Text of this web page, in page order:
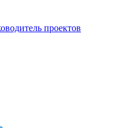
проектов